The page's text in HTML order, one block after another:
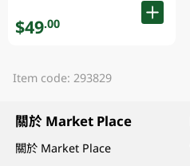
$49.00
Item code: 293829
關於 Market Place
關於 Market Place